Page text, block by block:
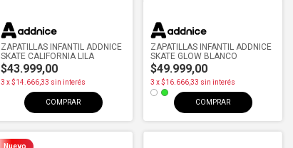
ZAPATILLAS INFANTIL ADDNICE
SKATE CALIFORNIA LILA
$43.999,00
3 x$14.666,33 sin interés
COMPRAR
ZAPATILLAS INFANTIL ADDNICE
SKATE GLOW BLANCO
$49.999,00
3 x$16.666,33 sin interés
COMPRAR
Nuevo